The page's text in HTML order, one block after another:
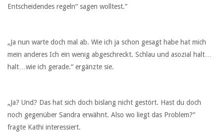
Entscheidendes regeln“ sagen wolltest.“
„Ja nun warte doch mal ab. Wie ich ja schon gesagt habe hat mich
mein anderes Ich ein wenig abgeschreckt. Schlau und asozial halt…
halt…wie ich gerade.“ ergänzte sie.
„Ja? Und? Das hat sich doch bislang nicht gestört. Hast du doch
noch gegenüber Sandra erwähnt. Also wo liegt das Problem?“
fragte Kathi interessiert.